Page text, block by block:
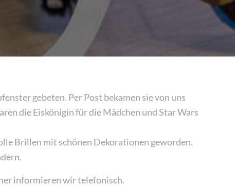
gebeten. Per Post bekamen sie von uns
die Eiskönigin für die Mädchen und Star Wars
Brillen mit schönen Dekorationen geworden.
informieren wir telefonisch.